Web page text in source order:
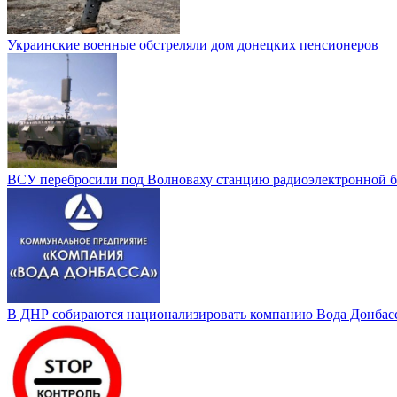
Украинские военные обстреляли дом донецких пенсионеров
ВСУ перебросили под Волноваху станцию радиоэлектронной
В ДНР собираются национализировать компанию Вода